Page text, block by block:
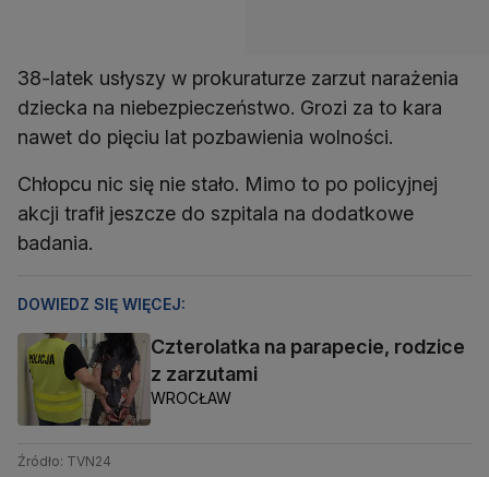
38-latek usłyszy w prokuraturze zarzut narażenia
dziecka na niebezpieczeństwo. Grozi za to kara
nawet do pięciu lat pozbawienia wolności.
Chłopcu nic się nie stało. Mimo to po policyjnej
akcji trafił jeszcze do szpitala na dodatkowe
badania.
DOWIEDZ SIĘ WIĘCEJ:
Czterolatka na parapecie, rodzice
z zarzutami
WROCŁAW
Źródło: TVN24